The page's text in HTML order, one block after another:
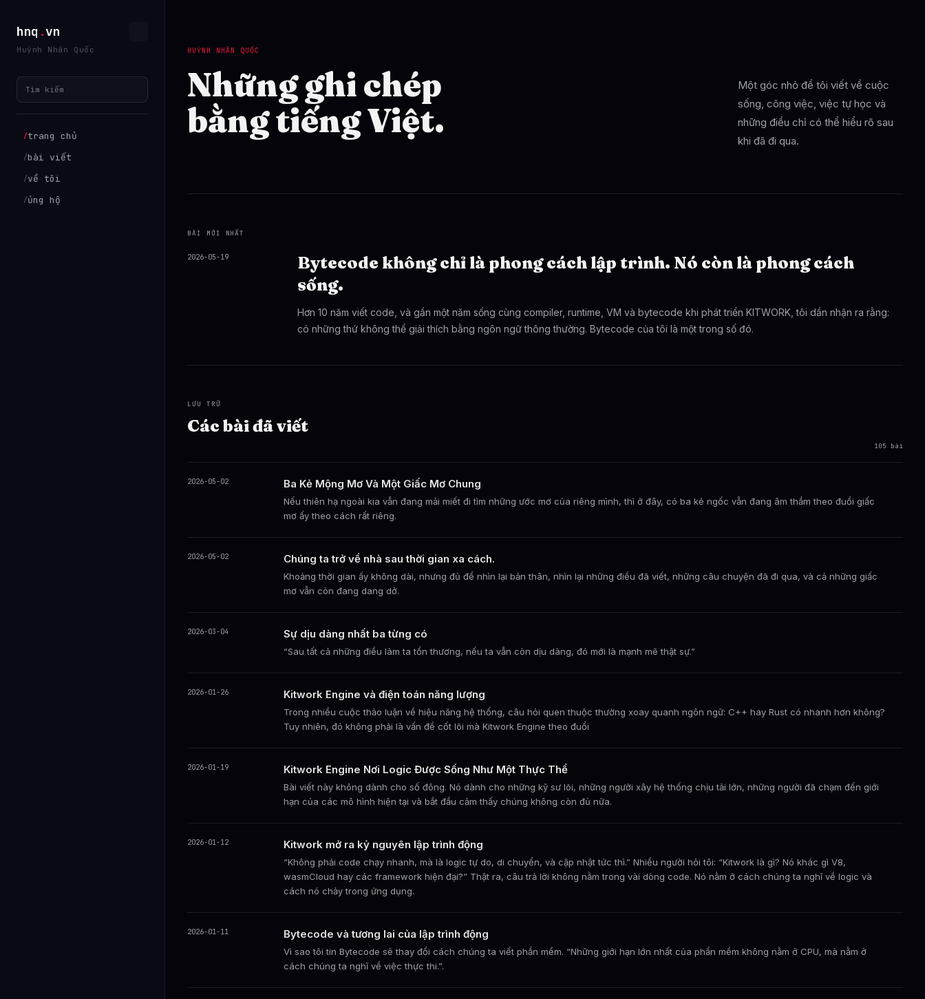
hnq .vn
Huỳnh Nhân Quốc
Tìm kiếm
/trang chủ
/bài viết
/về tôi
/ủng hộ
HUỲNH NHÂN QUỐC
Những ghi chép
bằng tiếng Việt.
Một góc nhỏ để tôi viết về cuộc
sống, công việc, việc tự học và
những điều chỉ có thể hiểu rõ sau
khi đã đi qua.
BÀI MỚI NHẤT
2026-05-19
Bytecode không chỉ là phong cách lập trình. Nó còn là phong cách
sống.
Hơn 10 năm viết code, và gần một năm sống cùng compiler, runtime, VM và bytecode khi phát triển KITWORK, tôi dần nhận ra rằng:
có những thứ không thể giải thích bằng ngôn ngữ thông thường. Bytecode của tôi là một trong số đó.
LƯU TRỮ
Các bài đã viết
105 bài
2026-05-02 Ba Kẻ Mộng Mơ Và Một Giấc Mơ Chung
Nếu thiên hạ ngoài kia vẫn đang mải miết đi tìm những ước mơ của riêng mình, thì ở đây, có ba kẻ ngốc vẫn đang âm thầm theo đuổi giấc
mơ ấy theo cách rất riêng.
2026-05-02 Chúng ta trở về nhà sau thời gian xa cách.
Khoảng thời gian ấy không dài, nhưng đủ để nhìn lại bản thân, nhìn lại những điều đã viết, những câu chuyện đã đi qua, và cả những giấc
mơ vẫn còn đang dang dở.
2026-03-04 Sự dịu dàng nhất ba từng có
“Sau tất cả những điều làm ta tổn thương, nếu ta vẫn còn dịu dàng, đó mới là mạnh mẽ thật sự.”
2026-01-26 Kitwork Engine và điện toán năng lượng
Trong nhiều cuộc thảo luận về hiệu năng hệ thống, câu hỏi quen thuộc thường xoay quanh ngôn ngữ: C++ hay Rust có nhanh hơn không?
Tuy nhiên, đó không phải là vấn đề cốt lõi mà Kitwork Engine theo đuổi
2026-01-19 Kitwork Engine Nơi Logic Được Sống Như Một Thực Thể
Bài viết này không dành cho số đông. Nó dành cho những kỹ sư lõi, những người xây hệ thống chịu tải lớn, những người đã chạm đến giới
hạn của các mô hình hiện tại và bắt đầu cảm thấy chúng không còn đủ nữa.
2026-01-12 Kitwork mở ra kỷ nguyên lập trình động
“Không phải code chạy nhanh, mà là logic tự do, di chuyển, và cập nhật tức thì.” Nhiều người hỏi tôi: “Kitwork là gì? Nó khác gì V8,
wasmCloud hay các framework hiện đại?” Thật ra, câu trả lời không nằm trong vài dòng code. Nó nằm ở cách chúng ta nghĩ về logic và
cách nó chảy trong ứng dụng.
2026-01-11 Bytecode và tương lai của lập trình động
Vì sao tôi tin Bytecode sẽ thay đổi cách chúng ta viết phần mềm. “Những giới hạn lớn nhất của phần mềm không nằm ở CPU, mà nằm ở
cách chúng ta nghĩ về việc thực thi.”.